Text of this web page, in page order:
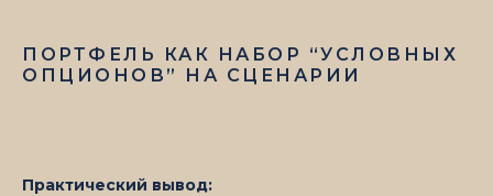
ПОРТФЕЛЬ КАК НАБОР “УСЛОВНЫХ
ОПЦИОНОВ” НА СЦЕНАРИИ
Практический вывод: